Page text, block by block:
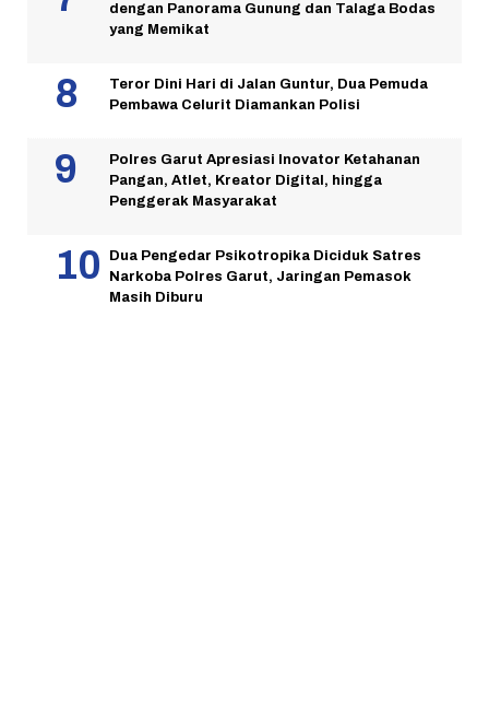
dengan Panorama Gunung dan Talaga Bodas
yang Memikat
Teror Dini Hari di Jalan Guntur, Dua Pemuda
Pembawa Celurit Diamankan Polisi
Polres Garut Apresiasi Inovator Ketahanan
Pangan, Atlet, Kreator Digital, hingga
Penggerak Masyarakat
Dua Pengedar Psikotropika Diciduk Satres
Narkoba Polres Garut, Jaringan Pemasok
Masih Diburu